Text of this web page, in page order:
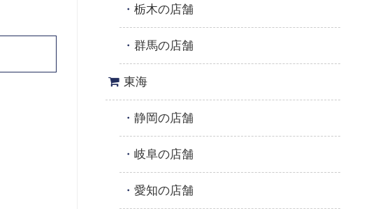
栃木の店舗
群馬の店舗
東海
静岡の店舗
岐阜の店舗
愛知の店舗